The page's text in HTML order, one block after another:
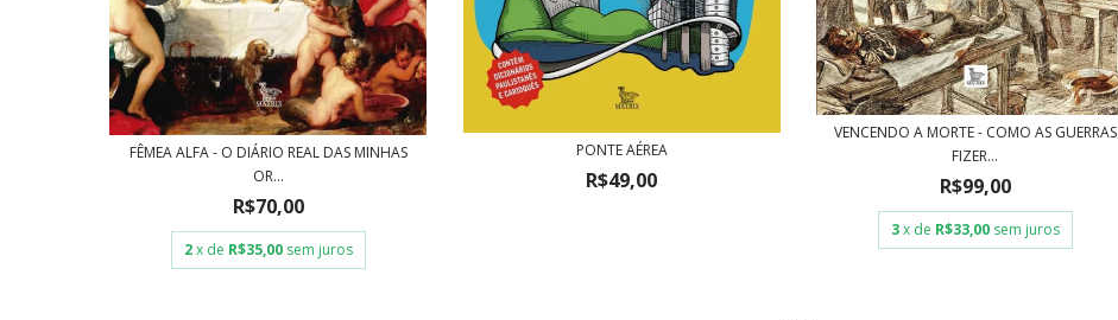
FÊMEA ALFA - O DIÁRIO REAL DAS MINHAS
OR...
R$70,00
2x de R$35,00 sem juros
PONTE AÉREA
R$49,00
VENCENDO A MORTE - COMO AS GUERRAS
FIZER...
R$99,00
3x de R$33,00 sem juros